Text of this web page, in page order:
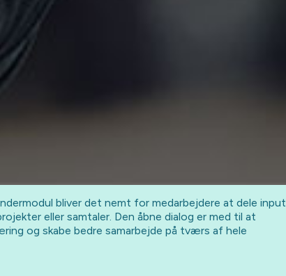
bliver det nemt for medarbejdere at dele input
eller samtaler. Den åbne dialog er med til at
og skabe bedre samarbejde på tværs af hele